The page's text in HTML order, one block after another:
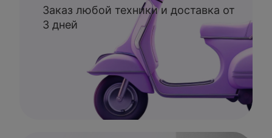
Заказ любой техники и доставка от
3 дней